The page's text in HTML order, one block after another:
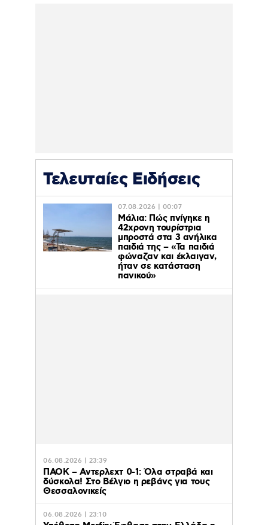
Τελευταίες Ειδήσεις
07.08.2026 | 00:07
Μάλια: Πώς πνίγηκε η
42χρονη τουρίστρια
μπροστά στα 3 ανήλικα
παιδιά της – «Τα παιδιά
φώναζαν και έκλαιγαν,
ήταν σε κατάσταση
πανικού»
06.08.2026 | 23:39
ΠΑΟΚ – Αντερλεχτ 0-1: Όλα στραβά και
δύσκολα! Στο Βέλγιο η ρεβάνς για τους
Θεσσαλονικείς
06.08.2026 | 23:10